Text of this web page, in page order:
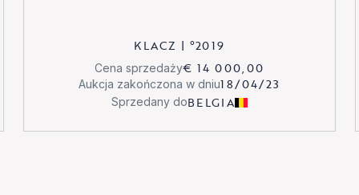
KLACZ | °2019
Cena sprzedaży€ 14 000,00
Aukcja zakończona w dniu18/04/23
Sprzedany doBELGIA